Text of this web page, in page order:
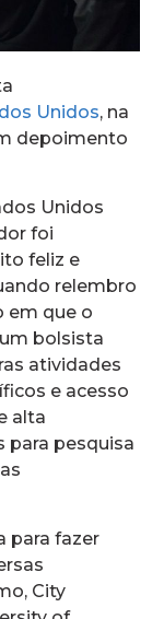
Unidos, na
depoimento
Unidos
foi
feliz e
relembro
em que o
bolsista
atividades
e acesso
alta
para pesquisa
para fazer
City